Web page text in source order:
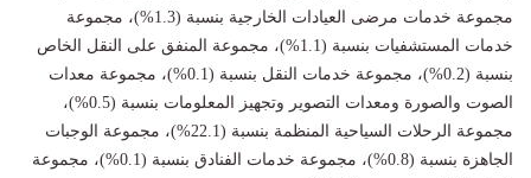
مجموعة خدمات مرضى العيادات الخارجية بنسبة (1.3%)، مجموعة
خدمات المستشفيات بنسبة (1.1%)، مجموعة المنفق على النقل الخاص
بنسبة (0.2%)، مجموعة خدمات النقل بنسبة (0.1%)، مجموعة معدات
الصوت والصورة ومعدات التصوير وتجهيز المعلومات بنسبة (0.5%)،
مجموعة الرحلات السياحية المنظمة بنسبة (22.1%)، مجموعة الوجبات
الجاهزة بنسبة (0.8%)، مجموعة خدمات الفنادق بنسبة (0.1%)، مجموعة